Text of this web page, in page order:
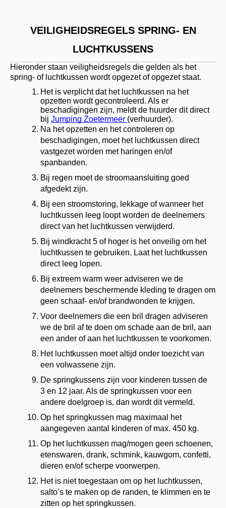
VEILIGHEIDSREGELS SPRING- EN
LUCHTKUSSENS
Hieronder staan veiligheidsregels die gelden als het
spring- of luchtkussen wordt opgezet of opgezet staat.
Het is verplicht dat het luchtkussen na het
opzetten wordt gecontroleerd. Als er
beschadigingen zijn, meldt de huurder dit direct
bij Jumping Zoetermeer (verhuurder).
Na het opzetten en het controleren op
beschadigingen, moet het luchtkussen direct
vastgezet worden met haringen en/of
spanbanden.
Bij regen moet de stroomaansluiting goed
afgedekt zijn.
Bij een stroomstoring, lekkage of wanneer het
luchtkussen leeg loopt worden de deelnemers
direct van het luchtkussen verwijderd.
Bij windkracht 5 of hoger is het onveilig om het
luchtkussen te gebruiken. Laat het luchtkussen
direct leeg lopen.
Bij extreem warm weer adviseren we de
deelnemers beschermende kleding te dragen om
geen schaaf- en/of brandwonden te krijgen.
Voor deelnemers die een bril dragen adviseren
we de bril af te doen om schade aan de bril, aan
een ander of aan het luchtkussen te voorkomen.
Het luchtkussen moet altijd onder toezicht van
een volwassene zijn.
De springkussens zijn voor kinderen tussen de
3 en 12 jaar. Als de springkussen voor een
andere doelgroep is, dan wordt dit vermeld.
Op het springkussen mag maximaal het
aangegeven aantal kinderen of max. 450 kg.
Op het luchtkussen mag/mogen geen schoenen,
etenswaren, drank, schmink, kauwgom, confetti,
dieren en/of scherpe voorwerpen.
Het is niet toegestaan om op het luchtkussen,
salto’s te maken op de randen, te klimmen en te
zitten op het springkussen.